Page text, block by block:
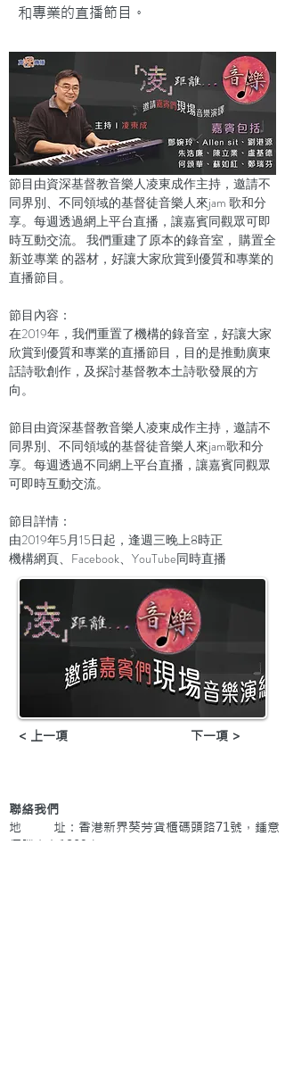
和專業的直播節目。
節目由資深基督教音樂人凌東成作主持，邀請不
同界別、不同領域的基督徒音樂人來jam 歌和分
享。每週透過網上平台直播，讓嘉賓同觀眾可即
時互動交流。 我們重建了原本的錄音室， 購置全
新並專業 的器材，好讓大家欣賞到優質和專業的
直播節目。
節目內容：
在2019年，我們重置了機構的錄音室，好讓大家
欣賞到優質和專業的直播節目，目的是推動廣東
話詩歌創作，及探討基督教本土詩歌發展的方
向。
節目由資深基督教音樂人凌東成作主持，邀請不
同界別、不同領域的基督徒音樂人來jam歌和分
享。每週透過不同網上平台直播，讓嘉賓同觀眾
可即時互動交流。
節目詳情：
由2019年5月15日起，逢週三晚上8時正
機構網頁、Facebook、YouTube同時直播
< 上一項 下一項 >
聯絡我們
地 址：香港新界葵芳貨櫃碼頭路71號，鍾意
恆勝中心1203室